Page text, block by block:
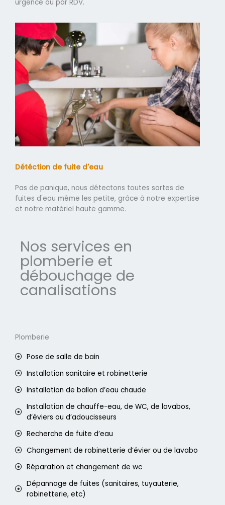
urgence ou par RDV.
Détéction de fuite d'eau
Pas de panique, nous détectons toutes sortes de
fuites d'eau même les petite, grâce à notre expertise
et notre matériel haute gamme.
Nos services en
plomberie et
débouchage de
canalisations
Plomberie
Pose de salle de bain
Installation sanitaire et robinetterie
Installation de ballon d’eau chaude
Installation de chauffe-eau, de WC, de lavabos,
d’éviers ou d’adoucisseurs
Recherche de fuite d’eau
Changement de robinetterie d’évier ou de lavabo
Réparation et changement de wc
Dépannage de fuites (sanitaires, tuyauterie,
robinetterie, etc)